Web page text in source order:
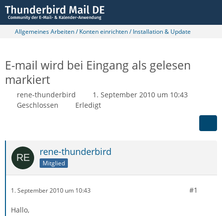
Allgemeines Arbeiten / Konten einrichten / Installation & Update
E-mail wird bei Eingang als gelesen
markiert
rene-thunderbird
1. September 2010 um 10:43
Geschlossen
Erledigt
rene-thunderbird
Mitglied
1. September 2010 um 10:43 #1
Hallo,